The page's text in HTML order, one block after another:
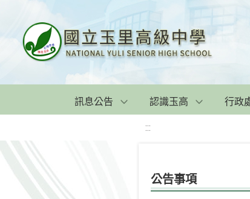
訊息公告 認識玉高 行政
:::
公告事項